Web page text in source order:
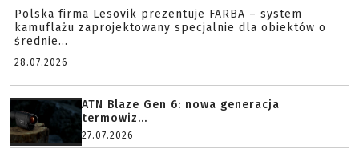
Polska firma Lesovik prezentuje FARBA – system
kamuflażu zaprojektowany specjalnie dla obiektów o
średnie...
28.07.2026
ATN Blaze Gen 6: nowa generacja
termowiz...
27.07.2026